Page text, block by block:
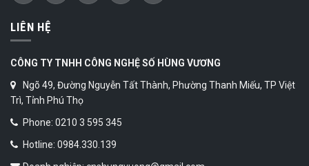
LIÊN HỆ
CÔNG TY TNHH CÔNG NGHỆ SỐ HÙNG VƯƠNG
Ngõ 49, Đường Nguyễn Tất Thành, Phường Thanh Miếu, TP Việt
Trì, Tỉnh Phú Thọ
Phone: 0210 3 595 345
Hotline: 0984.330.139